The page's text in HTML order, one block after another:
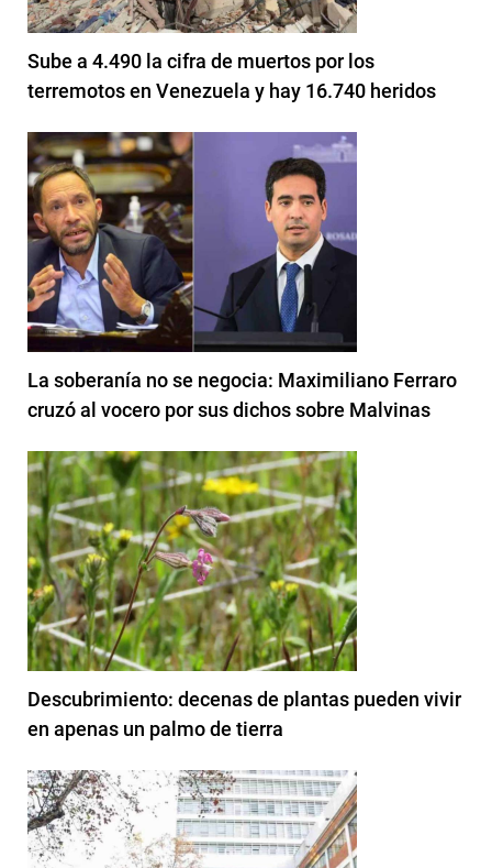
Sube a 4.490 la cifra de muertos por los
terremotos en Venezuela y hay 16.740 heridos
La soberanía no se negocia: Maximiliano Ferraro
cruzó al vocero por sus dichos sobre Malvinas
Descubrimiento: decenas de plantas pueden vivir
en apenas un palmo de tierra